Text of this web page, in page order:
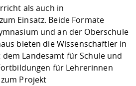
als auch in
Einsatz. Beide Formate
und an der Oberschule
bieten die Wissenschaftler in
Landesamt für Schule und
für Lehrerinnen
Projekt